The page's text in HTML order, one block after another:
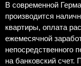
В современной
производится
квартиры, оплата
ежемесячной
непосредственного
на банковский